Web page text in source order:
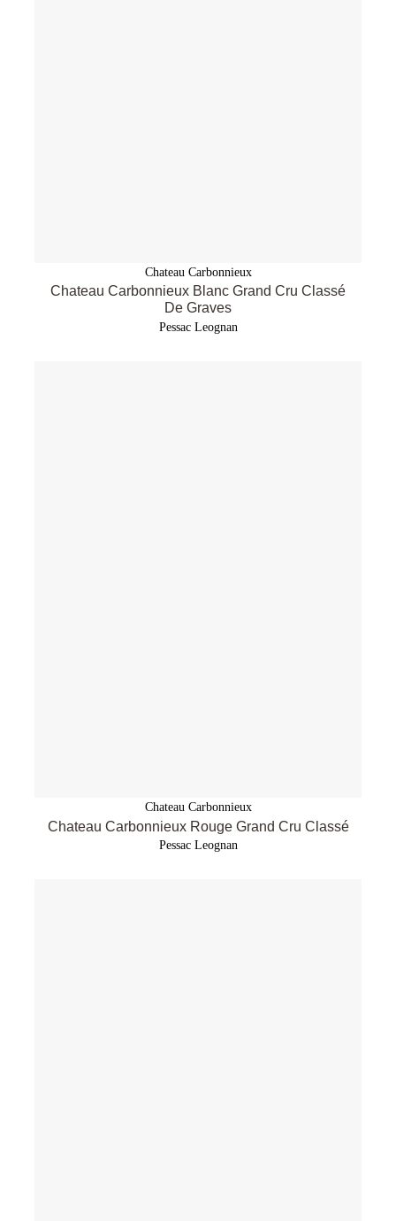
Chateau Carbonnieux
Chateau Carbonnieux Blanc Grand Cru Classé
De Graves
Pessac Leognan
Chateau Carbonnieux
Chateau Carbonnieux Rouge Grand Cru Classé
Pessac Leognan